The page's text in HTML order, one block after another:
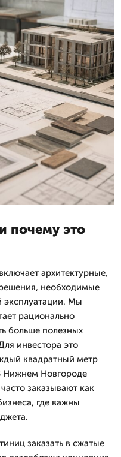
почему это
архитектурные,
необходимые
эксплуатации. Мы
рационально
больше полезных
инвестора это
квадратный метр
Нижнем Новгороде
заказывают как
где важны
заказать в сжатые